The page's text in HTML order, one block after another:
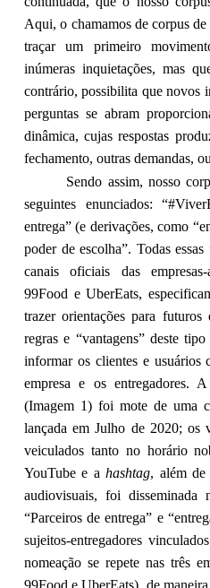
Aqui, o chamamos de corpus
traçar um primeiro
inúmeras inquietações, mas
contrário, possibilita que novos
perguntas se abram
dinâmica, cujas respostas
fechamento, outras demandas,
Sendo assim, nosso
seguintes enunciados:
entrega” (e derivações, como
poder de escolha”. Todas
canais oficiais das
99Food e UberEats,
trazer orientações para
regras e “vantagens” deste
informar os clientes e usuários
empresa e os entregadores. A
(Imagem 1) foi mote de uma
lançada em Julho de 2020; os
veiculados tanto no horário
YouTube e ahashtag, além de
audiovisuais, foi disseminada
“Parceiros de entrega” e
sujeitos-entregadores
nomeação se repete nas três
99Food e UberEats), de